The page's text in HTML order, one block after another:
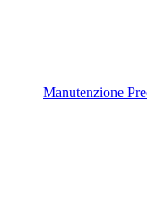
Manutenzione